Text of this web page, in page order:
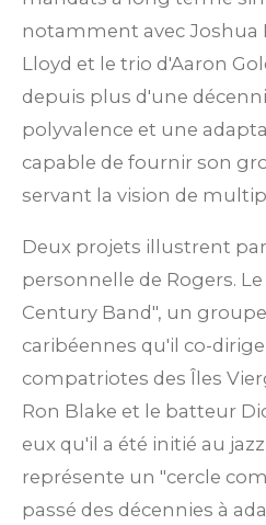
notamment avec Joshua
Lloyd et le trio d'Aaron
depuis plus d'une
polyvalence et une
capable de fournir son
servant la vision de
Deux projets illustrent
personnelle de Rogers.
Century Band", un
caribéennes qu'il co-
compatriotes des Îles
Ron Blake et le batteur
eux qu'il a été initié au jazz.
représente un "cercle
passé des décennies à